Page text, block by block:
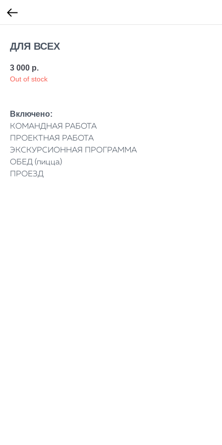
ДЛЯ ВСЕХ
3 000 р.
Out of stock
Включено:
КОМАНДНАЯ РАБОТА
ПРОЕКТНАЯ РАБОТА
ЭКСКУРСИОННАЯ ПРОГРАММА
ОБЕД (пицца)
ПРОЕЗД